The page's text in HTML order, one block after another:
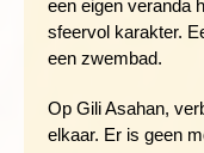
een fikse klim
die beklommen moet
een vrucht die alleen
heuvel wordt afgezet,
agrarisch gebied met
een eigen veranda
sfeervol karakter.
een zwembad.
Op Gili Asahan,
elkaar. Er is geen